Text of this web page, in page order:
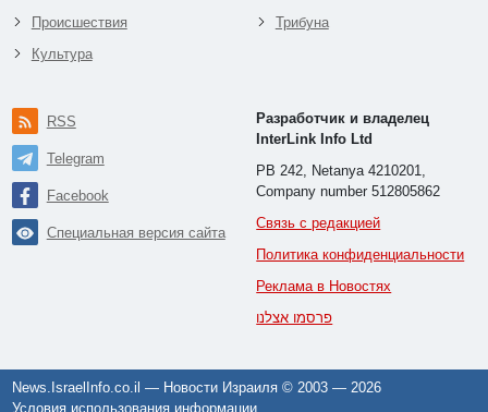
Происшествия
Культура
Трибуна
RSS
Telegram
Facebook
Специальная версия сайта
Разработчик и владелец
InterLink Info Ltd
PB 242, Netanya 4210201,
Company number 512805862
Связь с редакцией
Политика конфиденциальности
Реклама в Новостях
פרסמו אצלנו
News.IsraelInfo.co.il — Новости Израиля © 2003 —2026
Условия использования информации